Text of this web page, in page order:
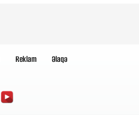
Reklam
Əlaqə